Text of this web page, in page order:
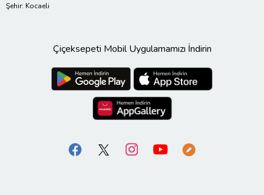
Şehir: Kocaeli
Çiçeksepeti Mobil Uygulamamızı İndirin